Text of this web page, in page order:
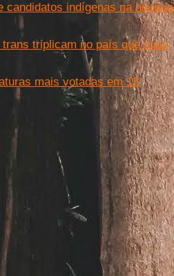
candidatos indígenas na história
triplicam no país que mais
mais votadas em 13